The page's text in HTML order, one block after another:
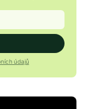
údajů